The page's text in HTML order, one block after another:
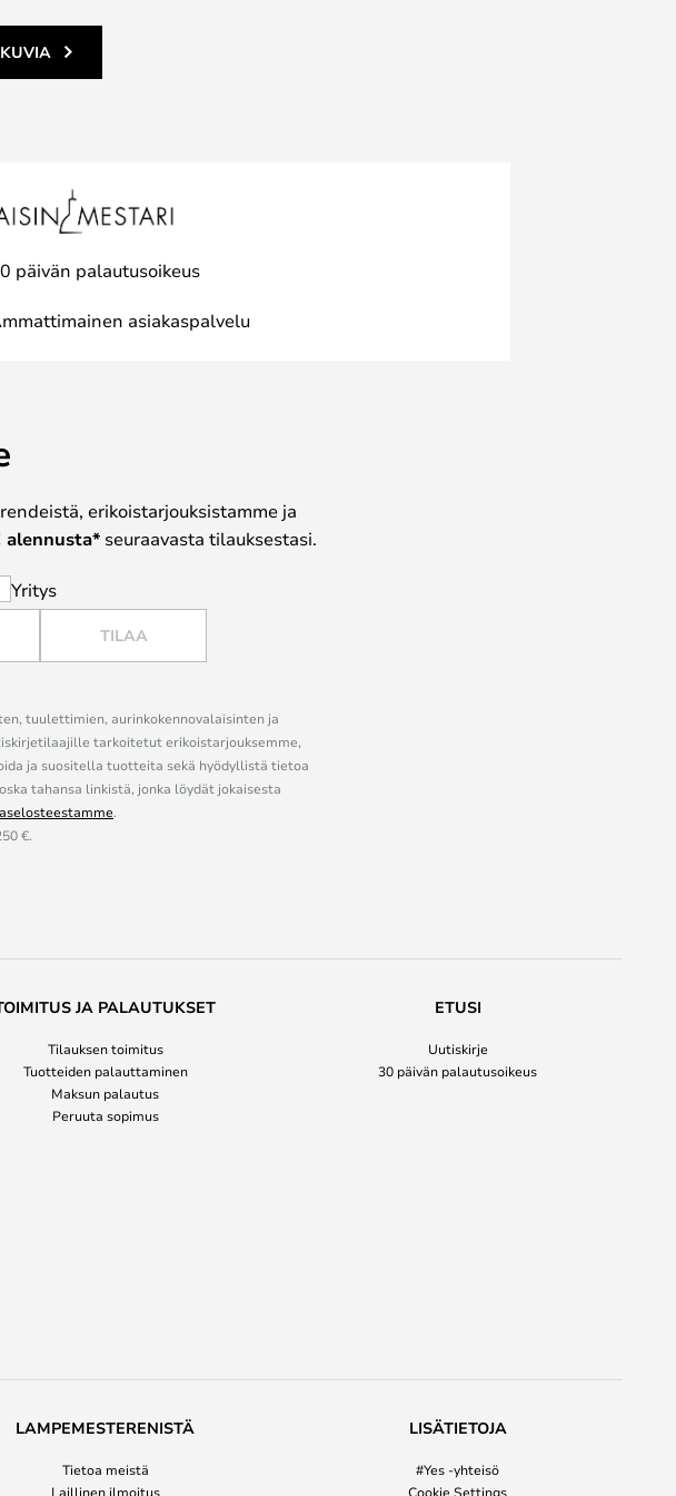
päivän palautusoikeus
asiakaspalvelu
erikoistarjouksistamme ja
alennusta* seuraavasta tilauksestasi.
Yritys
TILAA
tuulettimien, aurinkokennovalaisinten ja
tarkoitetut erikoistarjouksemme,
ja suositella tuotteita sekä hyödyllistä tietoa
tahansa linkistä, jonka löydät jokaisesta
.
€.
JA PALAUTUKSET
Tilauksen toimitus
Tuotteiden palauttaminen
Maksun palautus
Peruuta sopimus
ETUSI
Uutiskirje
30 päivän palautusoikeus
LAMPEMESTERENISTÄ
Tietoa meistä
Laillinen ilmoitus
LISÄTIETOJA
#Yes -yhteisö
Cookie Settings